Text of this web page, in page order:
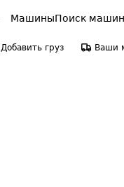
МашиныПоиск машин
Добавить груз Ваши